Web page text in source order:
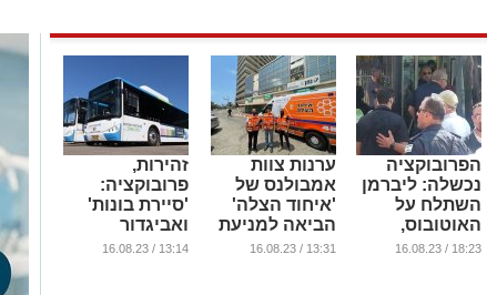
הפרובוקציה
נכשלה: ליברמן
השתלח על
האוטובוס,
החרדים הגיבו
18:23 / 16.08.23
ערנות צוות
אמבולנס של
'איחוד הצלה'
הביאה למניעת
שוד
13:31 / 16.08.23
זהירות,
פרובוקציה:
'סיירת בונות'
ואביגדור
ליברמן יעלו על
13:14 / 16.08.23